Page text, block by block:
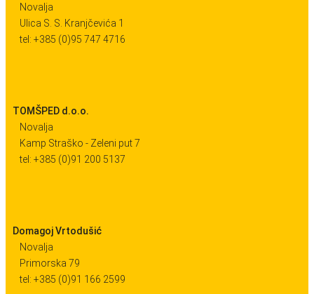
Novalja
Ulica S. S. Kranjčevića 1
tel: +385 (0)95 747 4716
TOMŠPED d.o.o.
Novalja
Kamp Straško - Zeleni put 7
tel: +385 (0)91 200 5137
Domagoj Vrtodušić
Novalja
Primorska 79
tel: +385 (0)91 166 2599